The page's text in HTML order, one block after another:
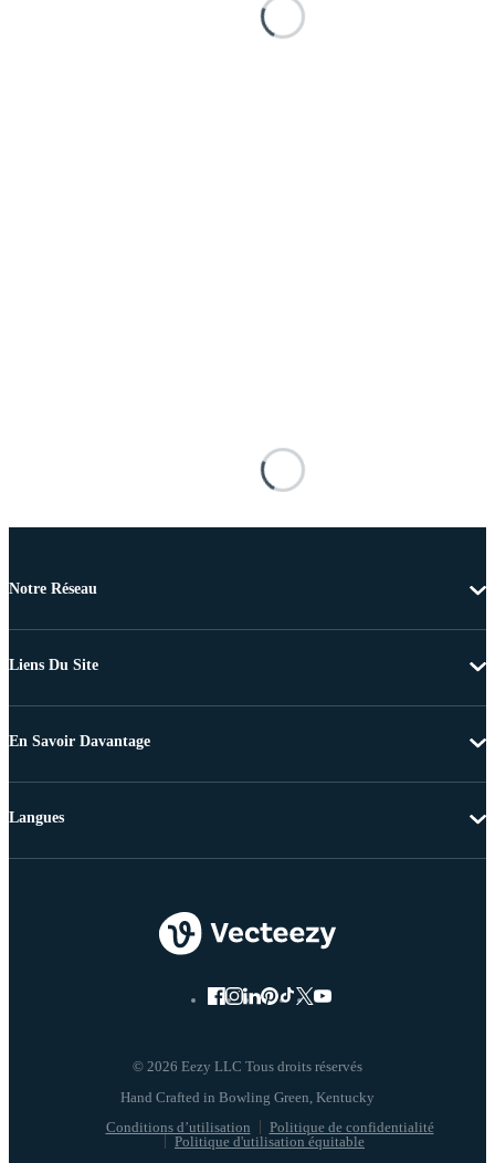
Notre Réseau
Liens Du Site
En Savoir Davantage
© 2026 Eezy LLC Tous droits réservés
Conditions d’utilisation
Politique de confidentialité
Politique d'utilisation équitable
Langues